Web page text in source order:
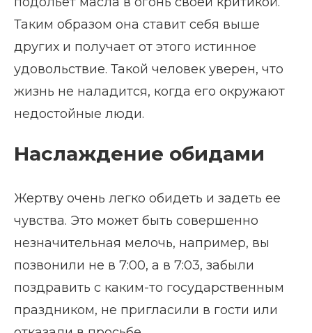
Таким образом она ставит себя выше
других и получает от этого истинное
удовольствие. Такой человек уверен, что
жизнь не наладится, когда его окружают
недостойные люди.
Наслаждение обидами
Жертву очень легко обидеть и задеть ее
чувства. Это может быть совершенно
незначительная мелочь, например, вы
позвонили не в 7:00, а в 7:03, забыли
поздравить с каким-то государственным
праздником, не пригласили в гости или